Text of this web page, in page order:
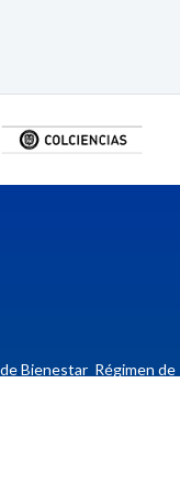
Bienestar Régimen de